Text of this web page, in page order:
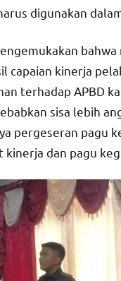
digunakan
capaian kinerja
terhadap APBD
sisa lebih
pergeseran pagu
dan pagu